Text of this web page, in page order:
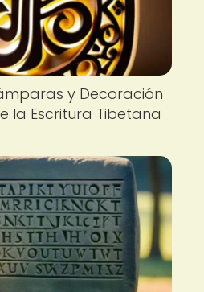
y Decoración
la Escritura Tibetana